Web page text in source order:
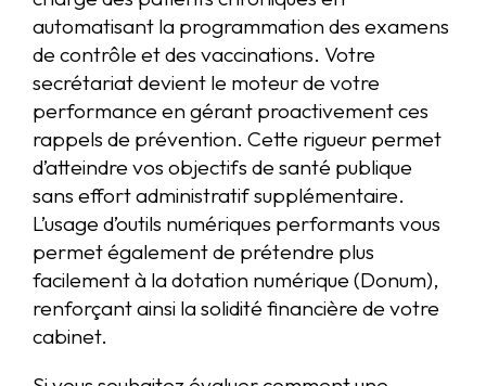
automatisant la programmation des examens
de contrôle et des vaccinations. Votre
secrétariat devient le moteur de votre
performance en gérant proactivement ces
rappels de prévention. Cette rigueur permet
d’atteindre vos objectifs de santé publique
sans effort administratif supplémentaire.
L’usage d’outils numériques performants vous
permet également de prétendre plus
facilement à la dotation numérique (Donum),
renforçant ainsi la solidité financière de votre
cabinet.